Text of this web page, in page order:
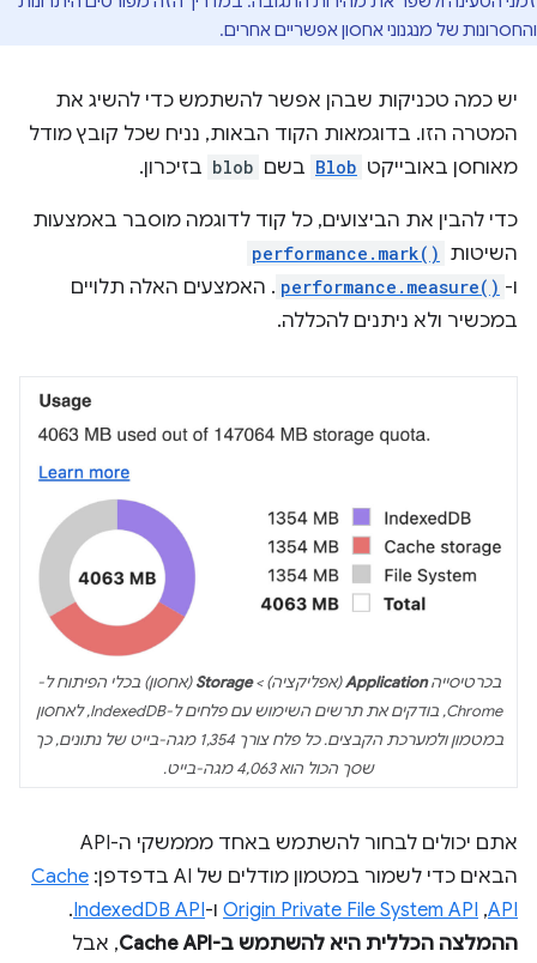
והחסרונות של מנגנוני אחסון אפשריים אחרים.
יש כמה טכניקות שבהן אפשר להשתמש כדי להשיג את
המטרה הזו. בדוגמאות הקוד הבאות, נניח שכל קובץ מודל
מאוחסן באובייקט Blob בשם blob בזיכרון.
כדי להבין את הביצועים, כל קוד לדוגמה מוסבר באמצעות
השיטות performance.mark()
ו- performance.measure() . האמצעים האלה תלויים
במכשיר ולא ניתנים להכללה.
בכרטיסייהApplication(אפליקציה) >Storage(אחסון) בכלי הפיתוח ל-
Chrome, בודקים את תרשים השימוש עם פלחים ל-IndexedDB, לאחסון
במטמון ולמערכת הקבצים. כל פלח צורך 1,354 מגה-בייט של נתונים, כך
שסך הכול הוא 4,063 מגה-בייט.
אתם יכולים לבחור להשתמש באחד מממשקי ה-API
הבאים כדי לשמור במטמון מודלים של AI בדפדפן:
Cache
API
,‏
Origin Private File System API ו-IndexedDB API
.
ההמלצה הכללית היא להשתמש ב-Cache API
, אבל